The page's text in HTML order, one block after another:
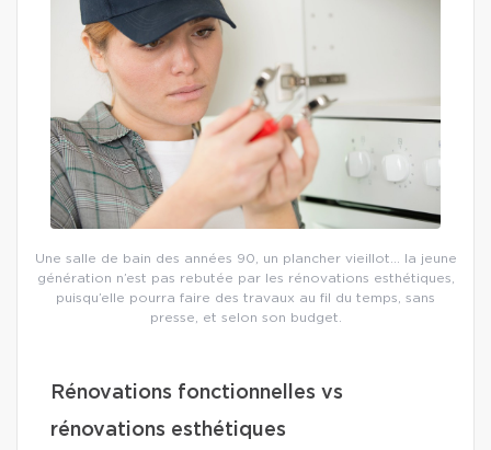
Une salle de bain des années 90, un plancher vieillot… la jeune
génération n’est pas rebutée par les rénovations esthétiques,
puisqu’elle pourra faire des travaux au fil du temps, sans
presse, et selon son budget.
Rénovations fonctionnelles vs
rénovations esthétiques